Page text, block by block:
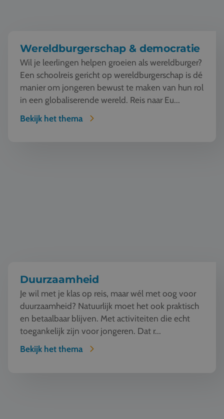
Wereldburgerschap & democratie
Wil je leerlingen helpen groeien als wereldburger?
Een schoolreis gericht op wereldburgerschap is dé
manier om jongeren bewust te maken van hun rol
in een globaliserende wereld. Reis naar Eu...
Bekijk het thema
Duurzaamheid
Je wil met je klas op reis, maar wél met oog voor
duurzaamheid? Natuurlijk moet het ook praktisch
en betaalbaar blijven. Met activiteiten die echt
toegankelijk zijn voor jongeren. Dat r...
Bekijk het thema